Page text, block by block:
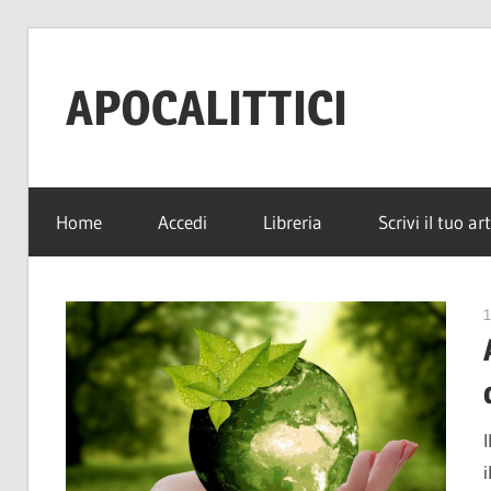
contenuto
APOCALITTICI
per
sopravvivere
alla
Home Accedi Libreria Scrivi il tuo